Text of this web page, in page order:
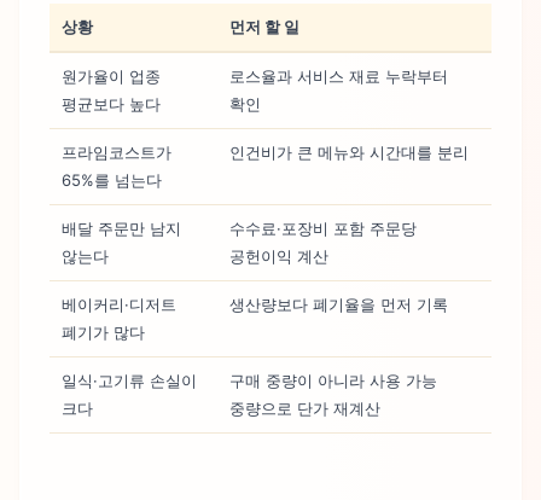
상황 먼저 할 일
원가율이 업종
평균보다 높다
로스율과 서비스 재료 누락부터
확인
프라임코스트가
65%를 넘는다
인건비가 큰 메뉴와 시간대를 분리
배달 주문만 남지
않는다
수수료·포장비 포함 주문당
공헌이익 계산
베이커리·디저트
폐기가 많다
생산량보다 폐기율을 먼저 기록
일식·고기류 손실이
크다
구매 중량이 아니라 사용 가능
중량으로 단가 재계산